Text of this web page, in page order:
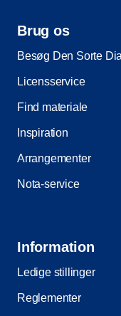
Brug os
Besøg Den Sorte
Licensservice
Find materiale
Inspiration
Arrangementer
Nota-service
Information
Ledige stillinger
Reglementer